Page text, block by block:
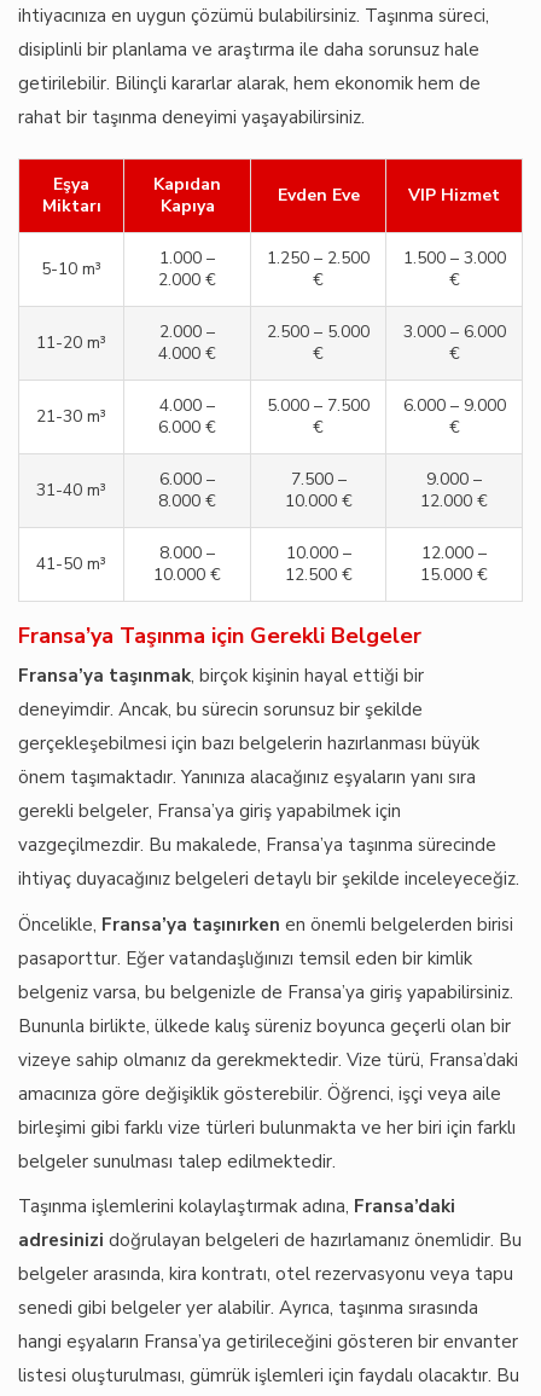
ihtiyacınıza en uygun çözümü bulabilirsiniz. Taşınma süreci,
disiplinli bir planlama ve araştırma ile daha sorunsuz hale
getirilebilir. Bilinçli kararlar alarak, hem ekonomik hem de
rahat bir taşınma deneyimi yaşayabilirsiniz.
Eşya
Miktarı
Kapıdan
Kapıya
Evden Eve VIP Hizmet
5-10 m³
1.000 –
2.000 €
1.250 – 2.500
€
1.500 – 3.000
€
11-20 m³
2.000 –
4.000 €
2.500 – 5.000
€
3.000 – 6.000
€
21-30 m³
4.000 –
6.000 €
5.000 – 7.500
€
6.000 – 9.000
€
31-40 m³
6.000 –
8.000 €
7.500 –
10.000 €
9.000 –
12.000 €
41-50 m³
8.000 –
10.000 €
10.000 –
12.500 €
12.000 –
15.000 €
Fransa’ya Taşınma için Gerekli Belgeler
Fransa’ya taşınmak, birçok kişinin hayal ettiği bir
deneyimdir. Ancak, bu sürecin sorunsuz bir şekilde
gerçekleşebilmesi için bazı belgelerin hazırlanması büyük
önem taşımaktadır. Yanınıza alacağınız eşyaların yanı sıra
gerekli belgeler, Fransa’ya giriş yapabilmek için
vazgeçilmezdir. Bu makalede, Fransa’ya taşınma sürecinde
ihtiyaç duyacağınız belgeleri detaylı bir şekilde inceleyeceğiz.
Öncelikle, Fransa’ya taşınırken en önemli belgelerden birisi
pasaporttur. Eğer vatandaşlığınızı temsil eden bir kimlik
belgeniz varsa, bu belgenizle de Fransa’ya giriş yapabilirsiniz.
Bununla birlikte, ülkede kalış süreniz boyunca geçerli olan bir
vizeye sahip olmanız da gerekmektedir. Vize türü, Fransa’daki
amacınıza göre değişiklik gösterebilir. Öğrenci, işçi veya aile
birleşimi gibi farklı vize türleri bulunmakta ve her biri için farklı
belgeler sunulması talep edilmektedir.
Taşınma işlemlerini kolaylaştırmak adına, Fransa’daki
adresinizi doğrulayan belgeleri de hazırlamanız önemlidir. Bu
belgeler arasında, kira kontratı, otel rezervasyonu veya tapu
senedi gibi belgeler yer alabilir. Ayrıca, taşınma sırasında
hangi eşyaların Fransa’ya getirileceğini gösteren bir envanter
listesi oluşturulması, gümrük işlemleri için faydalı olacaktır. Bu